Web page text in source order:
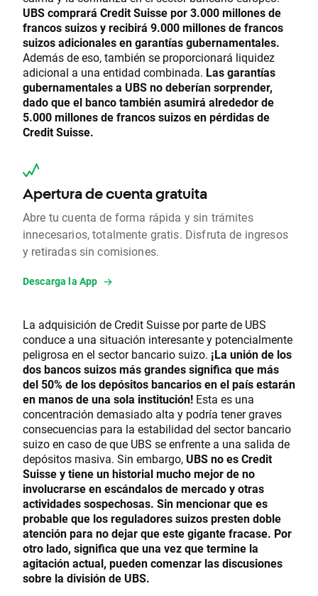
UBS comprará Credit Suisse por 3.000 millones de
francos suizos y recibirá 9.000 millones de francos
suizos adicionales en garantías gubernamentales.
Además de eso, también se proporcionará liquidez
adicional a una entidad combinada. Las garantías
gubernamentales a UBS no deberían sorprender,
dado que el banco también asumirá alrededor de
5.000 millones de francos suizos en pérdidas de
Credit Suisse.
Apertura de cuenta gratuita
Abre tu cuenta de forma rápida y sin trámites
innecesarios, totalmente gratis. Disfruta de ingresos
y retiradas sin comisiones.
Descarga la App
La adquisición de Credit Suisse por parte de UBS
conduce a una situación interesante y potencialmente
peligrosa en el sector bancario suizo. ¡La unión de los
dos bancos suizos más grandes significa que más
del 50% de los depósitos bancarios en el país estarán
en manos de una sola institución! Esta es una
concentración demasiado alta y podría tener graves
consecuencias para la estabilidad del sector bancario
suizo en caso de que UBS se enfrente a una salida de
depósitos masiva. Sin embargo, UBS no es Credit
Suisse y tiene un historial mucho mejor de no
involucrarse en escándalos de mercado y otras
actividades sospechosas. Sin mencionar que es
probable que los reguladores suizos presten doble
atención para no dejar que este gigante fracase. Por
otro lado, significa que una vez que termine la
agitación actual, pueden comenzar las discusiones
sobre la división de UBS.